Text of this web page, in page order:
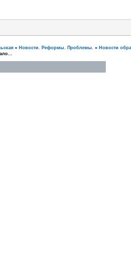
» Новости. Реформы. Проблемы. » Новости